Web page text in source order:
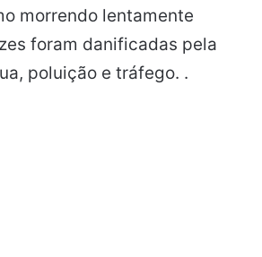
morrendo lentamente
foram danificadas pela
poluição e tráfego. .